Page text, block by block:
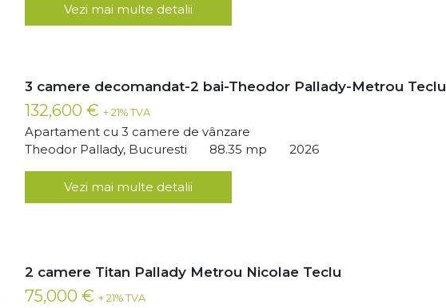
Vezi mai multe detalii
3 camere decomandat-2 bai-Theodor Pallady-Metrou Teclu
132,600 € + 21% TVA
Apartament cu 3 camere de vânzare
Theodor Pallady, Bucuresti
88.35 mp 2026
Vezi mai multe detalii
2 camere Titan Pallady Metrou Nicolae Teclu
75,000 € + 21% TVA